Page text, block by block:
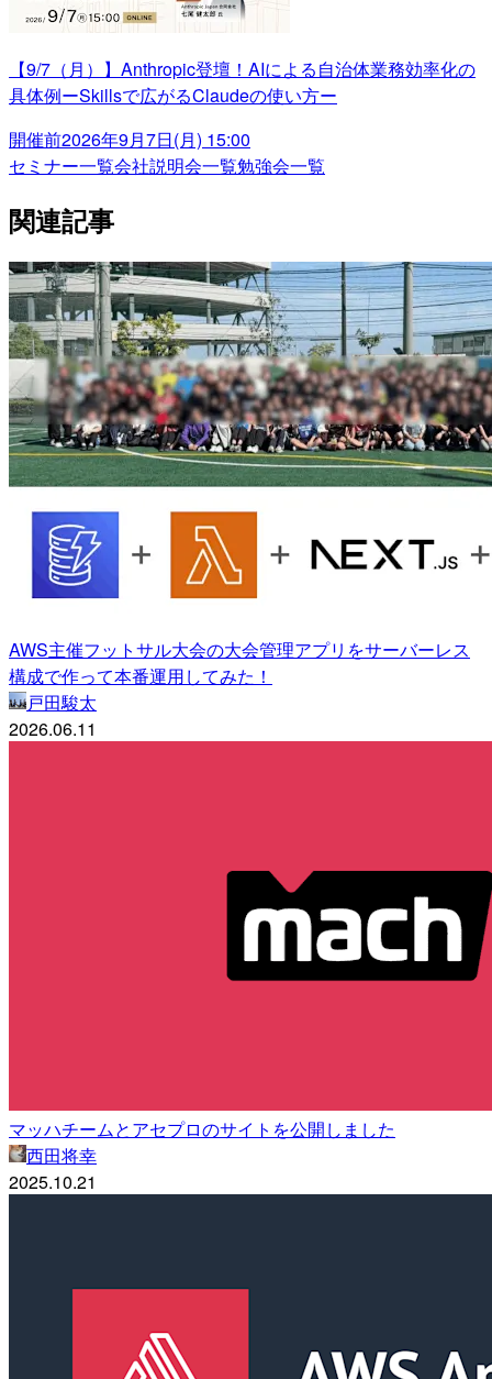
【9/7（月）】Anthropic登壇！AIによる自治体業務効率化の
具体例ーSkillsで広がるClaudeの使い方ー
開催前2026年9月7日(月) 15:00
セミナー一覧会社説明会一覧勉強会一覧
関連記事
AWS主催フットサル大会の大会管理アプリをサーバーレス
構成で作って本番運用してみた！
戸田駿太
2026.06.11
マッハチームとアセプロのサイトを公開しました
西田将幸
2025.10.21